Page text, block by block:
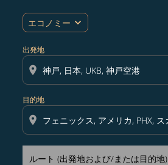
エコノミー expand_more
出発地
location_on
目的地
location_on
ルート (出発地および/または目的地)